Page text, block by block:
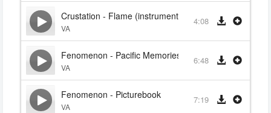
Crustation - Flame (instrumental)
VA
4:08
Fenomenon - Pacific Memories
VA
6:48
Fenomenon - Picturebook
VA
7:19